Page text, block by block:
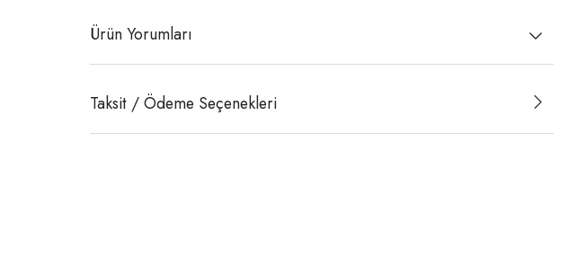
Ürün Yorumları
Taksit / Ödeme Seçenekleri